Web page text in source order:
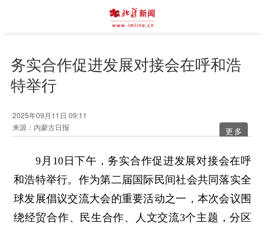
务实合作促进发展对接会在呼和浩
特举行
2025年09月11日 09:11
来源：内蒙古日报
更多
9月10日下午，务实合作促进发展对接会在呼
和浩特举行。作为第二届国际民间社会共同落实全
球发展倡议交流大会的重要活动之一，本次会议围
绕经贸合作、民生合作、人文交流3个主题，分区